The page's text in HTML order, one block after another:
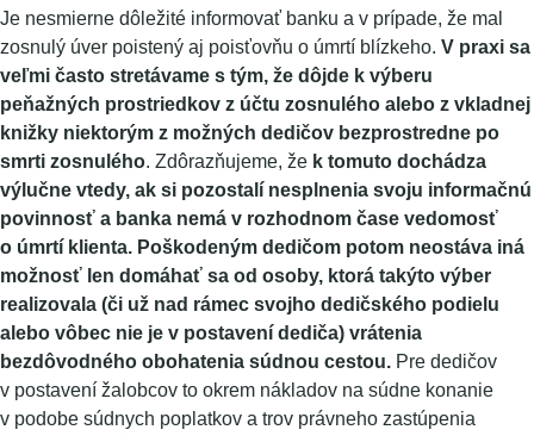
Je nesmierne dôležité informovať banku a v prípade, že mal
zosnulý úver poistený aj poisťovňu o úmrtí blízkeho. V praxi sa
veľmi často stretávame s tým, že dôjde k výberu
peňažných prostriedkov z účtu zosnulého alebo z vkladnej
knižky niektorým z možných dedičov bezprostredne po
smrti zosnulého. Zdôrazňujeme, že k tomuto dochádza
výlučne vtedy, ak si pozostalí nesplnenia svoju informačnú
povinnosť a banka nemá v rozhodnom čase vedomosť
o úmrtí klienta. Poškodeným dedičom potom neostáva iná
možnosť len domáhať sa od osoby, ktorá takýto výber
realizovala (či už nad rámec svojho dedičského podielu
alebo vôbec nie je v postavení dediča) vrátenia
bezdôvodného obohatenia súdnou cestou. Pre dedičov
v postavení žalobcov to okrem nákladov na súdne konanie
v podobe súdnych poplatkov a trov právneho zastúpenia